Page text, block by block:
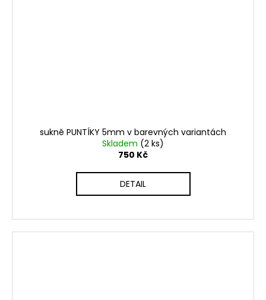
sukně PUNTÍKY 5mm v barevných variantách
Skladem (2 ks)
750 Kč
DETAIL